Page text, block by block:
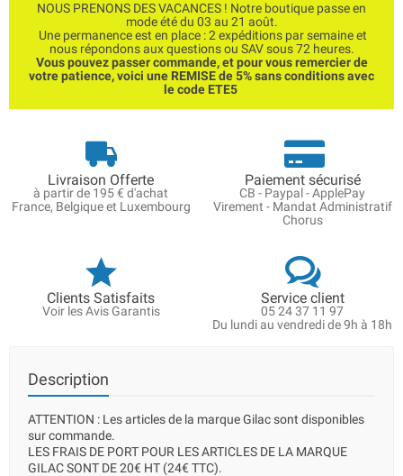
NOUS PRENONS DES VACANCES ! Notre boutique passe en
mode été du 03 au 21 août.
Une permanence est en place : 2 expéditions par semaine et
nous répondons aux questions ou SAV sous 72 heures.
Vous pouvez passer commande, et pour vous remercier de
votre patience, voici une REMISE de 5% sans conditions avec
le code ETE5
Livraison Offerte
à partir de 195 € d'achat
France, Belgique et Luxembourg
Paiement sécurisé
CB - Paypal - ApplePay
Virement - Mandat Administratif
Chorus
Clients Satisfaits
Voir les Avis Garantis
Service client
05 24 37 11 97
Du lundi au vendredi de 9h à 18h
Description
ATTENTION : Les articles de la marque Gilac sont disponibles
sur commande.
LES FRAIS DE PORT POUR LES ARTICLES DE LA MARQUE
GILAC SONT DE 20€ HT (24€ TTC).